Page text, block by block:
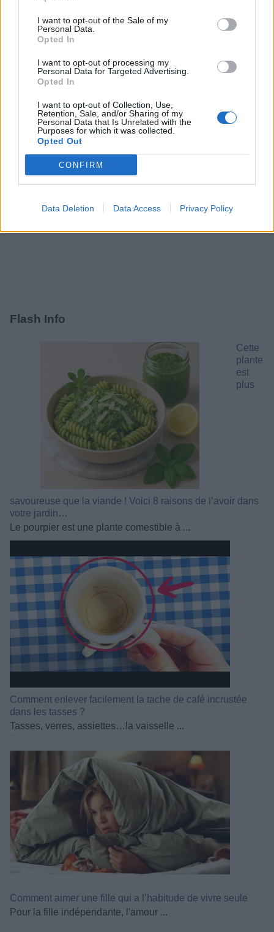
I want to opt-out of the Sale of my
Personal Data.
Opted In
I want to opt-out of processing my
Personal Data for Targeted Advertising.
Opted In
I want to opt-out of Collection, Use,
Retention, Sale, and/or Sharing of my
Personal Data that Is Unrelated with the
Purposes for which it was collected.
Opted Out
CONFIRM
Data Deletion Data Access Privacy Policy
Il est conseillé de prendre au moins une tasse de thé par
jour. Vous bénéficierez de son effet coupe-faim.
En suivant ce programme minceur régulièrement durant 2
mois, vous obtiendrez de très bons résultats !
PartagerFacebook
Perdre du poids
Flash Info
Cette
plante
est
plus
savoureuse que la viande ! Voici 8 raisons de l’avoir dans
votre jardin…
Le pourpier est une plante comestible à ...
Comment enlever facilement la tache de café incrustée
dans les tasses ?
Tasses, verres, assiettes…la vaisselle ...
Comment aimer une fille qui a l’habitude de vivre seule
Pour la fille indépendante, l'amour ...